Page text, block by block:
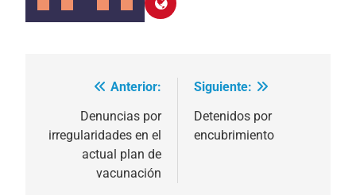
Navegación
entradas
Anterior:
Denuncias por
irregularidades en el
actual plan de
vacunación
Siguiente:
Detenidos por
encubrimiento